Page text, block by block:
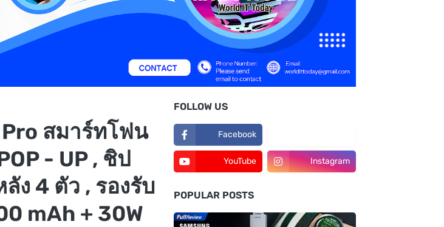
สมาร์ทโฟน
- UP , ชิป
ง 4 ตัว , รองรับ​
mAh + 30W
FOLLOW US
Facebook
YouTube Instagram
POPULAR POSTS